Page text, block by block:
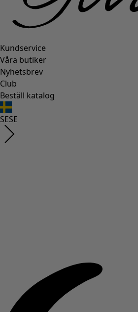
Kundservice
Våra butiker
Nyhetsbrev
Club
Beställ katalog
SESE